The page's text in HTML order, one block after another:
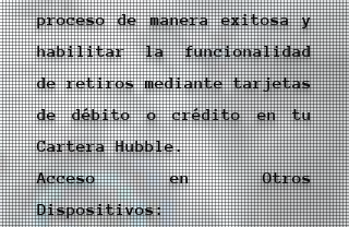
proceso de manera exitosa y
habilitar la funcionalidad
de retiros mediante tarjetas
de débito o crédito en tu
Cartera Hubble.
Acceso en Otros
Dispositivos: